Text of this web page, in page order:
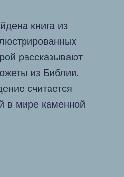
книга из
рассказывают
из Библии.
считается
в мире каменной